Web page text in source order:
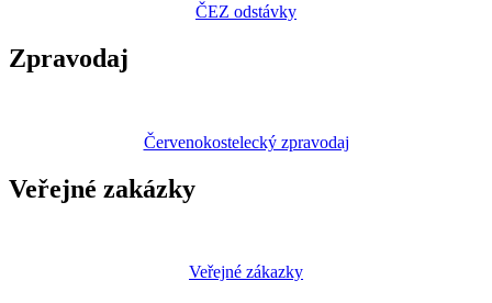
ČEZ odstávky
Zpravodaj
Červenokostelecký zpravodaj
Veřejné zakázky
Veřejné zákazky